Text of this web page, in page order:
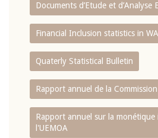
Documents d’Etude et d’Analyse
Financial Inclusion statistics in
Quaterly Statistical Bulletin
Rapport annuel de la
Rapport annuel sur la monétique
l'UEMOA